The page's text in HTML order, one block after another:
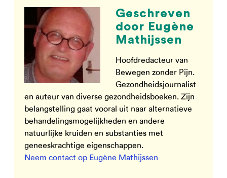
Geschreven
door Eugène
Mathijssen
Hoofdredacteur van
Bewegen zonder Pijn.
Gezondheidsjournalist
en auteur van diverse gezondheidsboeken. Zijn
belangstelling gaat vooral uit naar alternatieve
behandelingsmogelijkheden en andere
natuurlijke kruiden en substanties met
geneeskrachtige eigenschappen.
Neem contact op Eugène Mathijssen